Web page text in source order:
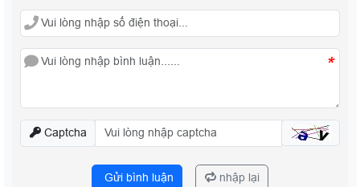
*
Captcha
Gửi bình luận nhập lại